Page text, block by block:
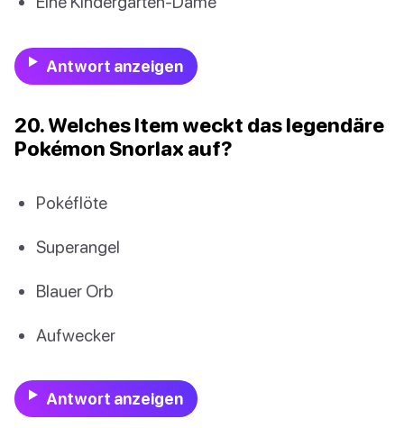
Antwort anzeigen
20. Welches Item weckt das legendäre
Pokémon Snorlax auf?
Pokéflöte
Superangel
Blauer Orb
Aufwecker
Antwort anzeigen